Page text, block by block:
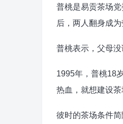
普桃是易贡茶场
后，两人翻身成
普桃表示，父母
1995年，普桃18
热血，就想建设茶
彼时的茶场条件